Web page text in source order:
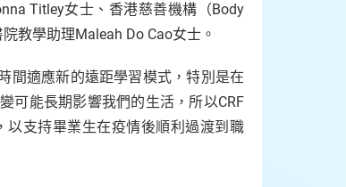
Titley女士、香港慈善機構（Body
教學助理Maleah Do Cao女士。
間適應新的遠距學習模式，特別是在
可能長期影響我們的生活，所以CRF
支持畢業生在疫情後順利過渡到職